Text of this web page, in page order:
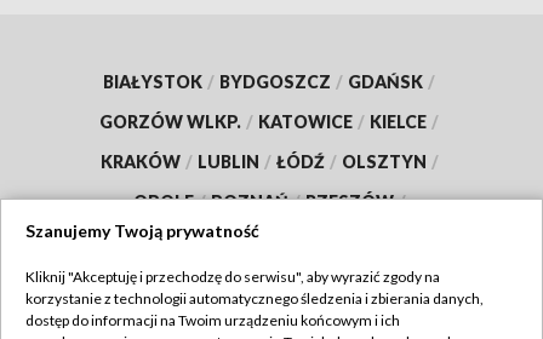
BIAŁYSTOK / BYDGOSZCZ / GDAŃSK /
GORZÓW WLKP. / KATOWICE / KIELCE /
KRAKÓW / LUBLIN / ŁÓDŹ / OLSZTYN /
OPOLE / POZNAŃ / RZESZÓW /
SZCZECIN / WARSZAWA
Szanujemy Twoją prywatność
Kliknij "Akceptuję i przechodzę do serwisu", aby wyrazić zgody na
korzystanie z technologii automatycznego śledzenia i zbierania danych,
dostęp do informacji na Twoim urządzeniu końcowym i ich